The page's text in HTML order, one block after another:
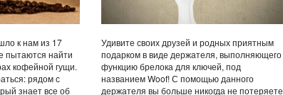
к нам из 17
пытаются найти
кофейной гущи.
рядом с
знает все об
Удивите своих друзей и родных приятным
подарком в виде держателя, выполняющего
функцию брелока для ключей, под
названием Woof! С помощью данного
держателя вы больше никогда не потеряете